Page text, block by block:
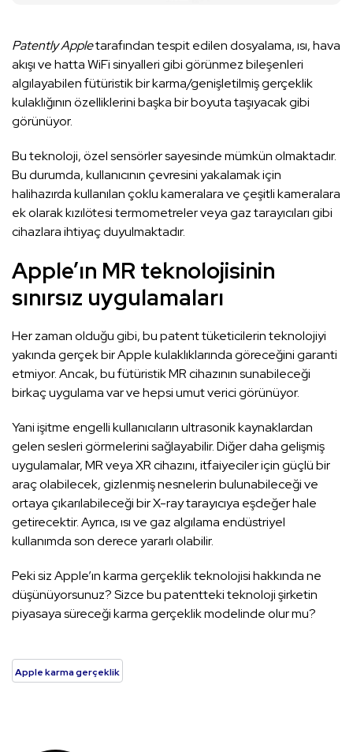
Patently Appletarafından tespit edilen dosyalama, ısı, hava
akışı ve hatta WiFi sinyalleri gibi görünmez bileşenleri
algılayabilen fütüristik bir karma/genişletilmiş gerçeklik
kulaklığının özelliklerini başka bir boyuta taşıyacak gibi
görünüyor.
Bu teknoloji, özel sensörler sayesinde mümkün olmaktadır.
Bu durumda, kullanıcının çevresini yakalamak için
halihazırda kullanılan çoklu kameralara ve çeşitli kameralara
ek olarak kızılötesi termometreler veya gaz tarayıcıları gibi
cihazlara ihtiyaç duyulmaktadır.
Apple’ın MR teknolojisinin
sınırsız uygulamaları
Her zaman olduğu gibi, bu patent tüketicilerin teknolojiyi
yakında gerçek bir Apple kulaklıklarında göreceğini garanti
etmiyor. Ancak, bu fütüristik MR cihazının sunabileceği
birkaç uygulama var ve hepsi umut verici görünüyor.
Yani işitme engelli kullanıcıların ultrasonik kaynaklardan
gelen sesleri görmelerini sağlayabilir. Diğer daha gelişmiş
uygulamalar, MR veya XR cihazını, itfaiyeciler için güçlü bir
araç olabilecek, gizlenmiş nesnelerin bulunabileceği ve
ortaya çıkarılabileceği bir X-ray tarayıcıya eşdeğer hale
getirecektir. Ayrıca, ısı ve gaz algılama endüstriyel
kullanımda son derece yararlı olabilir.
Peki siz Apple’ın karma gerçeklik teknolojisi hakkında ne
düşünüyorsunuz? Sizce bu patentteki teknoloji şirketin
piyasaya süreceği karma gerçeklik modelinde olur mu?
Apple karma gerçeklik